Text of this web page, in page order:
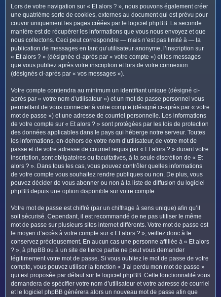
Lors de votre navigation sur « Et alors ? », nous pouvons également créer
une quatrième sorte de cookies, externes au document qui est prévu pour
couvrir uniquement les pages créées par le logiciel phpBB. La seconde
manière est de récupérer les informations que vous nous envoyez et que
nous collectons. Ceci peut correspondre — mais n’est pas limité à — la
publication de messages en tant qu’utilisateur anonyme, l’inscription sur
« Et alors ? » (désignée ci-après par « votre compte ») et les messages
que vous publiez après votre inscription et lors de votre connexion
(désignés ci-après par « vos messages »).
Votre compte contiendra au minimum un identifiant unique (désigné ci-
après par « votre nom d’utilisateur ») et un mot de passe personnel vous
permettant de vous connecter à votre compte (désigné ci-après par « votre
mot de passe ») et une adresse de courriel personnelle. Les informations
de votre compte sur « Et alors ? » sont protégées par les lois de protection
des données applicables dans le pays qui héberge notre serveur. Toutes
les informations, en-dehors de votre nom d’utilisateur, de votre mot de
passe et de votre adresse de courriel requis par « Et alors ? » durant votre
inscription, sont obligatoires ou facultatives, à la seule discrétion de « Et
alors ? ». Dans tous les cas, vous pouvez contrôler quelles informations
de votre compte vous souhaitez rendre publiques ou non. De plus, vous
pouvez décider de vous abonner ou non à la liste de diffusion du logiciel
phpBB depuis une option disponible sur votre compte.
Votre mot de passe est chiffré (par un chiffrage à sens unique) afin qu’il
soit sécurisé. Cependant, il est recommandé de ne pas utiliser le même
mot de passe sur plusieurs sites internet différents. Votre mot de passe est
le moyen d’accès à votre compte sur « Et alors ? », veillez donc à le
conservez précieusement. En aucun cas une personne affiliée à « Et alors
? », à phpBB ou à un site de tierce partie ne peut vous demander
légitimement votre mot de passe. Si vous oubliez le mot de passe de votre
compte, vous pouvez utiliser la fonction « J’ai perdu mon mot de passe »
qui est proposée par défaut sur le logiciel phpBB. Cette fonctionnalité vous
demandera de spécifier votre nom d’utilisateur et votre adresse de courriel
et le logiciel phpBB générera alors un nouveau mot de passe afin que